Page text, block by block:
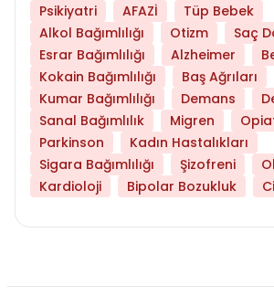
Psikiyatri AFAZİ
Tüp Bebek
Alkol Bağımlılığı
Otizm
Saç
Esrar Bağımlılığı
Alzheimer
Kokain Bağımlılığı
Baş Ağrıları
Kumar Bağımlılığı
Demans
Sanal Bağımlılık
Migren
Parkinson
Kadın Hastalıkları
Sigara Bağımlılığı
Şizofreni
Kardioloji
Bipolar Bozukluk